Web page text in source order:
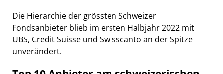
Die Hierarchie der grössten Schweizer
Fondsanbieter blieb im ersten Halbjahr 2022 mit
UBS, Credit Suisse und Swisscanto an der Spitze
unverändert.